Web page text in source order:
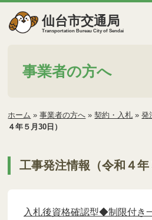
仙台市交通局
Transportation Bureau City of Sendai
事業者の方へ
ホーム »事業者の方へ »契約・入札 »発
４年５月30日）
工事発注情報（令和４年
入札後資格確認型◆制限付き